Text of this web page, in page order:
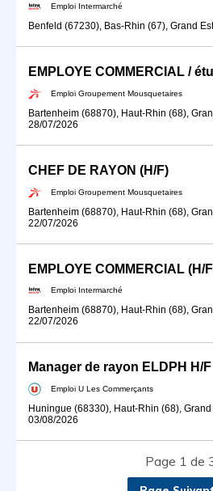
Emploi Intermarché
Benfeld (67230), Bas-Rhin (67), Grand Est
EMPLOYE COMMERCIAL /
Emploi Groupement Mousquetaires
Bartenheim (68870), Haut-Rhin (68),
28/07/2026
CHEF DE RAYON (H/F)
Emploi Groupement Mousquetaires
Bartenheim (68870), Haut-Rhin (68),
22/07/2026
EMPLOYE COMMERCIAL (H/
Emploi Intermarché
Bartenheim (68870), Haut-Rhin (68),
22/07/2026
Manager de rayon ELDPH H/F
Emploi U Les Commerçants
Huningue (68330), Haut-Rhin (68), Grand
03/08/2026
Page 1 de